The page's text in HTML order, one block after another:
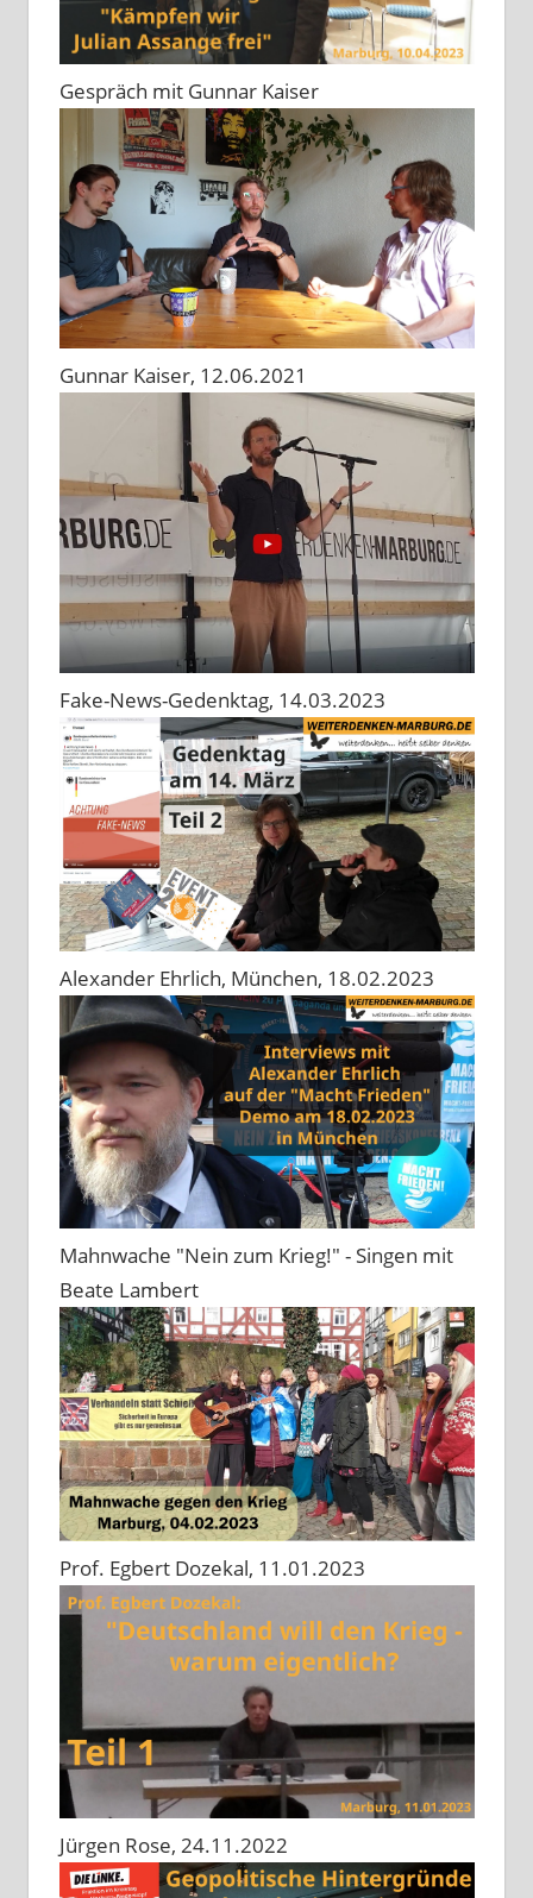
Gespräch mit Gunnar Kaiser
Gunnar Kaiser, 12.06.2021
Fake-News-Gedenktag, 14.03.2023
Alexander Ehrlich, München, 18.02.2023
Mahnwache "Nein zum Krieg!" - Singen mit
Beate Lambert
Prof. Egbert Dozekal, 11.01.2023
Jürgen Rose, 24.11.2022